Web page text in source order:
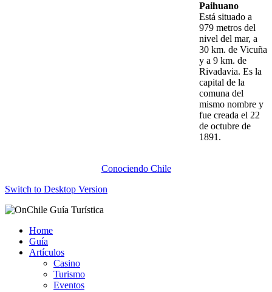
Paihuano
Está situado a
979 metros del
nivel del mar, a
30 km. de Vicuña
y a 9 km. de
Rivadavia. Es la
capital de la
comuna del
mismo nombre y
fue creada el 22
de octubre de
1891.
Conociendo Chile
Switch to Desktop Version
Home
Guía
Artículos
Casino
Turismo
Eventos